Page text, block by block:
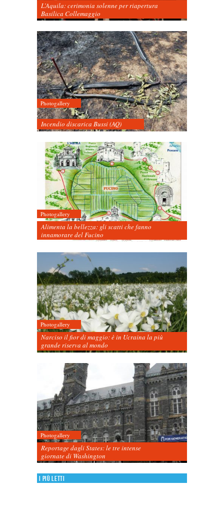
L’Aquila: cerimonia solenne per riapertura
Basilica Collemaggio
Photogallery
Incendio discarica Bussi (AQ)
Photogallery
Alimenta la bellezza: gli scatti che fanno
innamorare del Fucino
Photogallery
Narciso il fior di maggio: è in Ucraina la più
grande riserva al mondo
Photogallery
Reportage dagli States: le tre intense
giornate di Washington
I più letti